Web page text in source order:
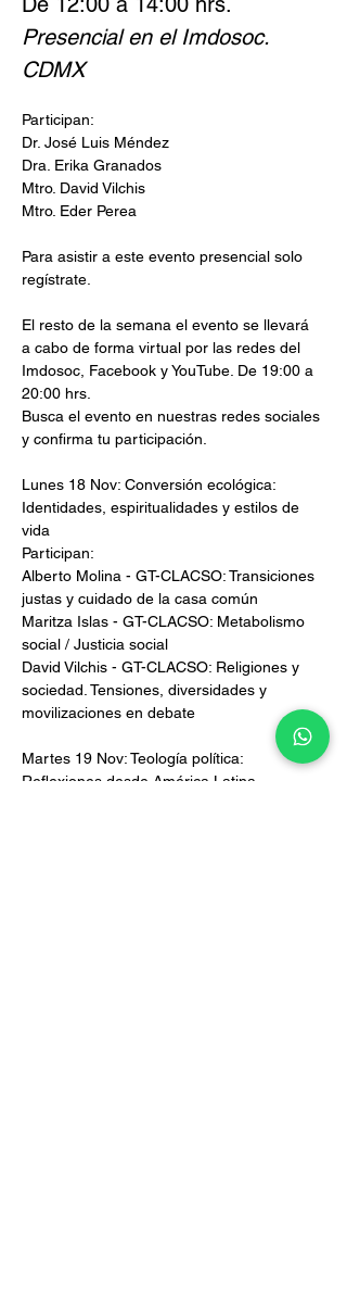
Presencial en el Imdosoc.
CDMX
Participan:
Dr. José Luis Méndez
Dra. Erika Granados
Mtro. David Vilchis
Mtro. Eder Perea
Para asistir a este evento presencial solo
regístrate.
El resto de la semana el evento se llevará
a cabo de forma virtual por las redes del
Imdosoc, Facebook y YouTube. De 19:00 a
20:00 hrs.
Busca el evento en nuestras redes sociales
y confirma tu participación.
Lunes 18 Nov: Conversión ecológica:
Identidades, espiritualidades y estilos de
vida
Participan:
Alberto Molina - GT-CLACSO: Transiciones
justas y cuidado de la casa común
Maritza Islas - GT-CLACSO: Metabolismo
social / Justicia social
David Vilchis - GT-CLACSO: Religiones y
sociedad. Tensiones, diversidades y
movilizaciones en debate
Martes 19 Nov: Teología política:
Reflexiones desde América Latina